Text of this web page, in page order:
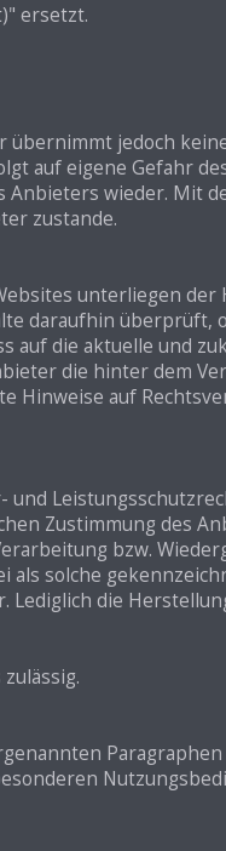
ersetzt.
jedoch
auf eigene Gefahr
wieder. Mit
zustande.
unterliegen
daraufhin überprüft,
die aktuelle und
die hinter dem
auf
Zustimmung des
bzw.
solche
die